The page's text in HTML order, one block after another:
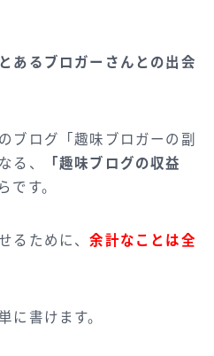
とあるブロガーさんとの出会
ブログ「趣味ブロガーの副
る、
「趣味ブログの収益
です。
るために、余計なことは全
に書けます。